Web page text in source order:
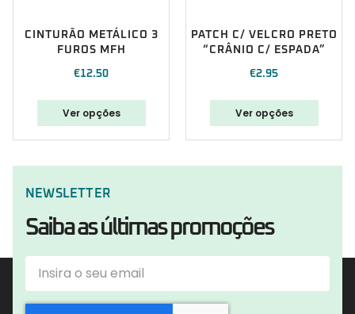
CINTURÃO METÁLICO 3
FUROS MFH
€12.50
Ver opções
PATCH C/ VELCRO PRETO
“CRÂNIO C/ ESPADA”
€2.95
Ver opções
NEWSLETTER
Saiba as últimas promoções